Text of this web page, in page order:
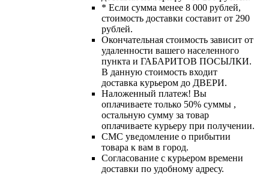
* Если сумма менее 8 000 рублей,
стоимость доставки составит от 290
рублей.
Окончательная стоимость зависит от
удаленности вашего населенного
пункта и ГАБАРИТОВ ПОСЫЛКИ.
В данную стоимость входит
доставка курьером до ДВЕРИ.
Наложенный платеж! Вы
оплачиваете только 50% суммы ,
остальную сумму за товар
оплачиваете курьеру при получении.
СМС уведомление о прибытии
товара к вам в город.
Согласование с курьером времени
доставки по удобному адресу.